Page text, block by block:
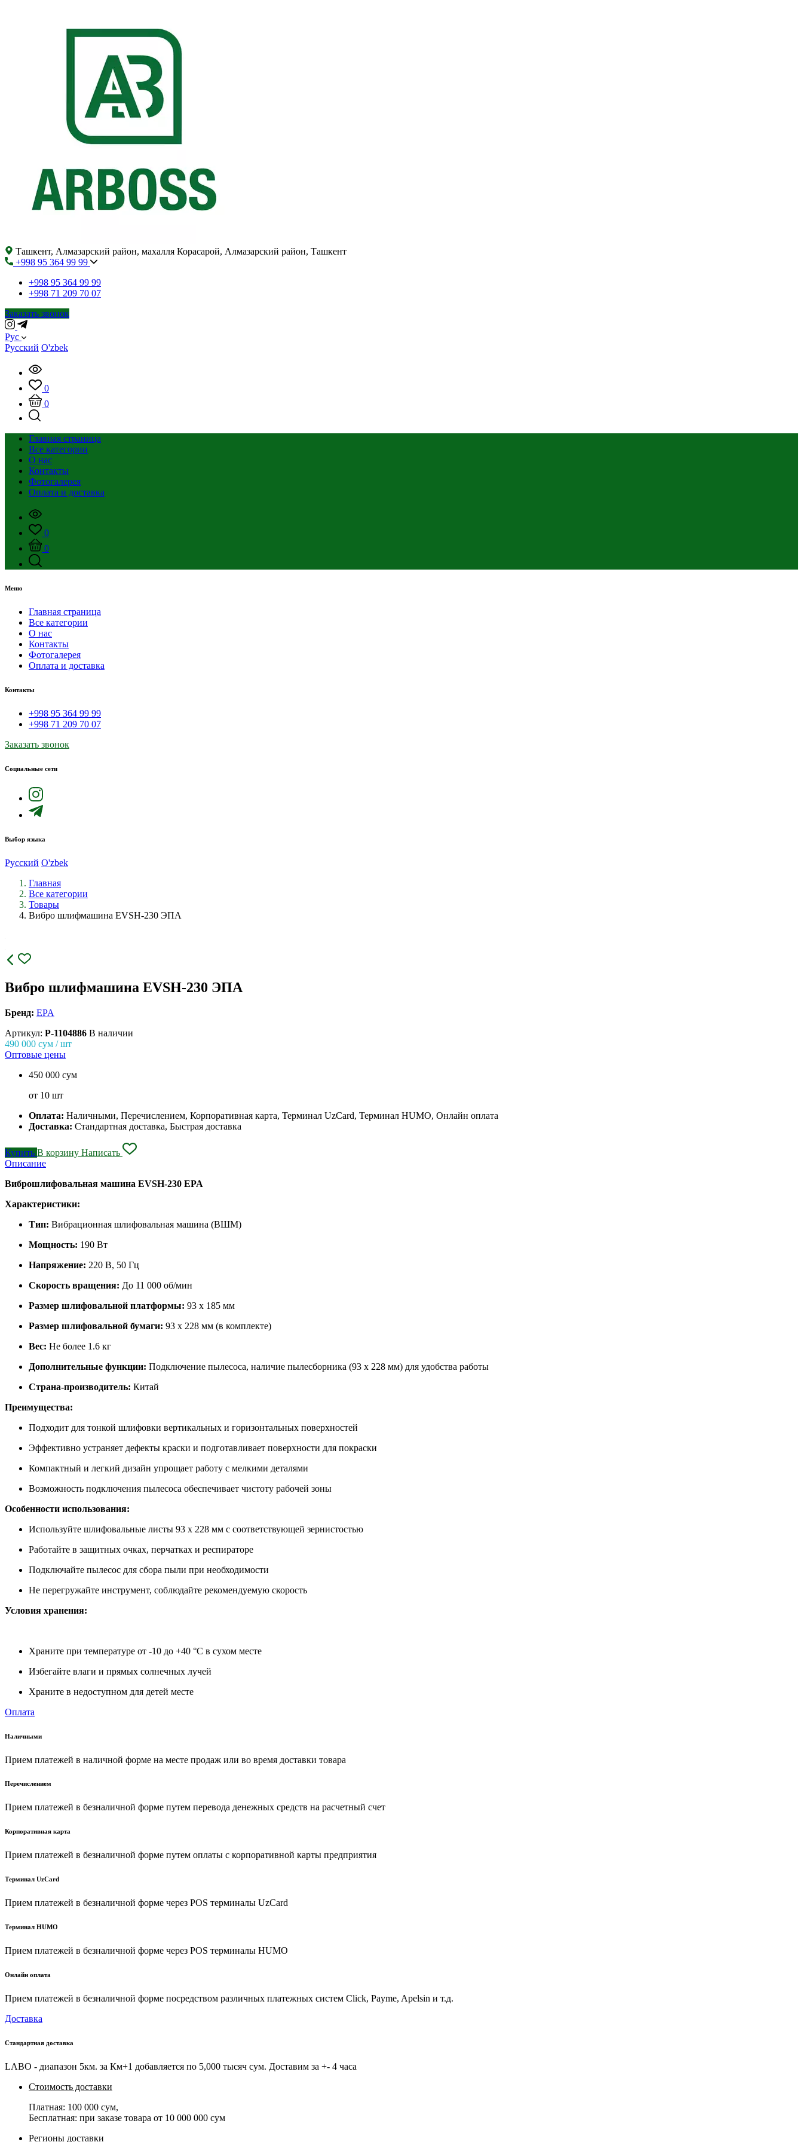
Ташкент, Алмазарский район, махалля Корасарой, Алмазарский район, Ташкент
+998 95 364 99 99
+998 95 364 99 99
+998 71 209 70 07
Заказать звонок
Рус
Русский O'zbek
0
0
Главная страница
Все категории
О нас
Контакты
Фотогалерея
Оплата и доставка
0
0
Меню
Главная страница
Все категории
О нас
Контакты
Фотогалерея
Оплата и доставка
Контакты
+998 95 364 99 99
+998 71 209 70 07
Заказать звонок
Социальные сети
Выбор языка
Русский O'zbek
Главная
Все категории
Товары
Вибро шлифмашина EVSH-230 ЭПА
Вибро шлифмашина EVSH-230 ЭПА
Бренд: EPA
Артикул: P-1104886 В наличии
490 000 сум / шт
Оптовые цены
450 000 сум
от 10 шт
Оплата: Наличными, Перечислением, Корпоративная карта, Терминал UzCard, Терминал HUMO, Онлайн оплата
Доставка: Стандартная доставка, Быстрая доставка
Купить В корзину Написать
Описание
Виброшлифовальная машина EVSH-230 EPA
Характеристики:
Тип: Вибрационная шлифовальная машина (ВШМ)
Мощность: 190 Вт
Напряжение: 220 В, 50 Гц
Скорость вращения: До 11 000 об/мин
Размер шлифовальной платформы: 93 x 185 мм
Размер шлифовальной бумаги: 93 x 228 мм (в комплекте)
Вес: Не более 1.6 кг
Дополнительные функции: Подключение пылесоса, наличие пылесборника (93 x 228 мм) для удобства работы
Страна-производитель: Китай
Преимущества:
Подходит для тонкой шлифовки вертикальных и горизонтальных поверхностей
Эффективно устраняет дефекты краски и подготавливает поверхности для покраски
Компактный и легкий дизайн упрощает работу с мелкими деталями
Возможность подключения пылесоса обеспечивает чистоту рабочей зоны
Особенности использования:
Используйте шлифовальные листы 93 x 228 мм с соответствующей зернистостью
Работайте в защитных очках, перчатках и респираторе
Подключайте пылесос для сбора пыли при необходимости
Не перегружайте инструмент, соблюдайте рекомендуемую скорость
Условия хранения:
Храните при температуре от -10 до +40 °C в сухом месте
Избегайте влаги и прямых солнечных лучей
Храните в недоступном для детей месте
Оплата
Наличными
Прием платежей в наличной форме на месте продаж или во время доставки товара
Перечислением
Прием платежей в безналичной форме путем перевода денежных средств на расчетный счет
Корпоративная карта
Прием платежей в безналичной форме путем оплаты с корпоративной карты предприятия
Терминал UzCard
Прием платежей в безналичной форме через POS терминалы UzCard
Терминал HUMO
Прием платежей в безналичной форме через POS терминалы HUMO
Онлайн оплата
Прием платежей в безналичной форме посредством различных платежных систем Click, Payme, Apelsin и т.д.
Доставка
Стандартная доставка
LABO - диапазон 5км. за Км+1 добавляется по 5,000 тысяч сум. Доставим за +- 4 часа
Стоимость доставки
Платная: 100 000 сум,
Бесплатная: при заказе товара от 10 000 000 сум
Регионы доставки